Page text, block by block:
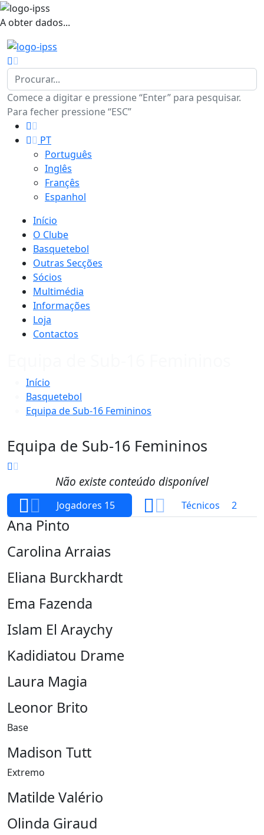
A obter dados...
Comece a digitar e pressione “Enter” para pesquisar.
Para fecher pressione “ESC”
PT
Português
Inglês
Françês
Espanhol
Início
O Clube
Basquetebol
Outras Secções
Sócios
Multimédia
Informações
Loja
Contactos
Início
Basquetebol
Equipa de Sub-16 Femininos
Equipa de Sub-16 Femininos
Não existe conteúdo disponível
Jogadores 15 Técnicos 2
Ana Pinto
Carolina Arraias
Eliana Burckhardt
Ema Fazenda
Islam El Araychy
Kadidiatou Drame
Laura Magia
Leonor Brito
Base
Madison Tutt
Extremo
Matilde Valério
Olinda Giraud